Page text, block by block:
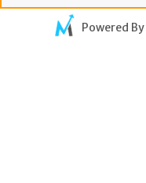
Powered By